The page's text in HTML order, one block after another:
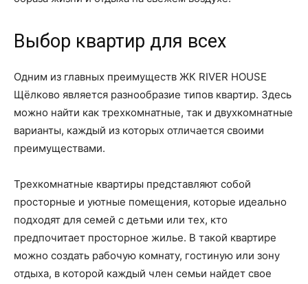
Выбор квартир для всех
Одним из главных преимуществ ЖК RIVER HOUSE
Щёлково является разнообразие типов квартир. Здесь
можно найти как трехкомнатные, так и двухкомнатные
варианты, каждый из которых отличается своими
преимуществами.
Трехкомнатные квартиры представляют собой
просторные и уютные помещения, которые идеально
подходят для семей с детьми или тех, кто
предпочитает просторное жилье. В такой квартире
можно создать рабочую комнату, гостиную или зону
отдыха, в которой каждый член семьи найдет свое